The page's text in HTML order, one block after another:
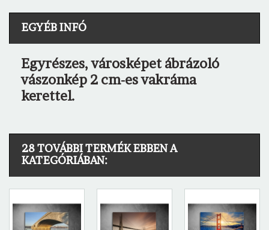
EGYÉB INFÓ
Egyrészes, városképet ábrázoló
vászonkép 2 cm-es vakráma
kerettel.
28 TOVÁBBI TERMÉK EBBEN A
KATEGÓRIÁBAN: